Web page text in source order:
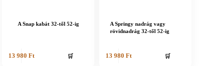
A Snap kabát 32-től 52-ig
13 980 Ft 🛒
A Springy nadrág vagy
rövidnadrág 32-től 52-ig
13 980 Ft 🛒